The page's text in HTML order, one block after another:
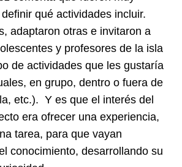
definir qué actividades incluir.
adaptaron otras e invitaron a
y profesores de la isla
de actividades que les gustaría
en grupo, dentro o fuera de
etc.). Y es que el interés del
era ofrecer una experiencia,
tarea, para que vayan
conocimiento, desarrollando su